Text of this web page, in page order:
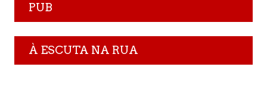
PUB
À ESCUTA NA RUA